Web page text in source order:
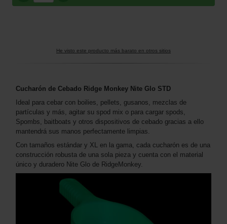
He visto este producto más barato en otros sitios
Cucharón de Cebado Ridge Monkey Nite Glo STD
Ideal para cebar con boilies, pellets, gusanos, mezclas de
partículas y más, agitar su spod mix o para cargar spods,
Spombs, baitboats y otros dispositivos de cebado gracias a ello
mantendrá sus manos perfectamente limpias.
Con tamaños estándar y XL en la gama, cada cucharón es de una
construcción robusta de una sola pieza y cuenta con el material
único y duradero Nite Glo de RidgeMonkey.